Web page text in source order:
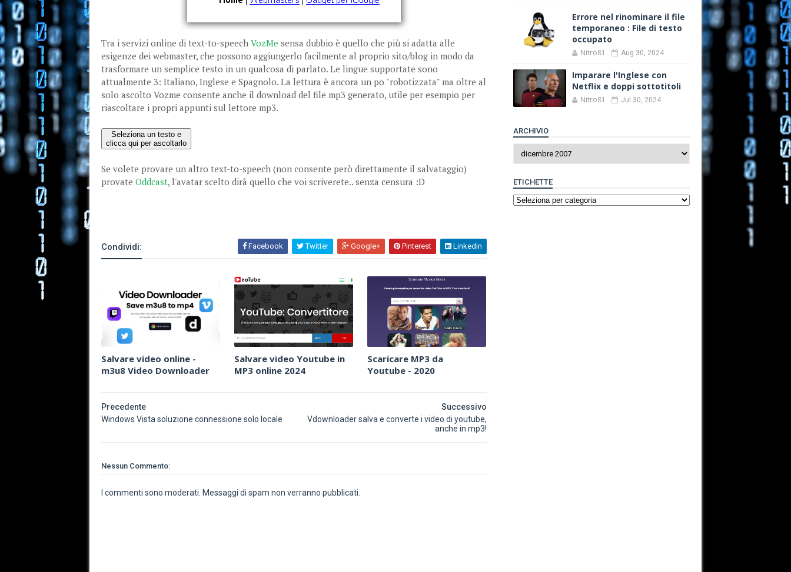
Tra i servizi online di text-to-speech VozMe sensa dubbio è quello che più si adatta alle
esigenze dei webmaster, che possono aggiungerlo facilmente al proprio sito/blog in modo da
trasformare un semplice testo in un qualcosa di parlato. Le lingue supportate sono
attualmente 3: Italiano, Inglese e Spagnolo. La lettura è ancora un po "robotizzata" ma oltre al
solo ascolto Vozme consente anche il download del file mp3 generato, utile per esempio per
riascoltare i propri appunti sul lettore mp3.
Seleziona un testo e
clicca qui per ascoltarlo
Se volete provare un altro text-to-speech (non consente però direttamente il salvataggio)
provate Oddcast, l'avatar scelto dirà quello che voi scriverete.. senza censura :D
Condividi: Facebook Twitter Google+ Pinterest Linkedin
Salvare video online -
m3u8 Video Downloader
Salvare video Youtube in
MP3 online 2024
Scaricare MP3 da
Youtube - 2020
Successivo
Vdownloader salva e converte i video di youtube,
anche in mp3!
Precedente
Windows Vista soluzione connessione solo locale
Nessun Commento:
I commenti sono moderati. Messaggi di spam non verranno pubblicati.
Errore nel rinominare il file
temporaneo : File di testo
occupato
Nitro81 Aug 30, 2024
Imparare l'Inglese con
Netflix e doppi sottotitoli
Nitro81 Jul 30, 2024
ARCHIVIO
ETICHETTE